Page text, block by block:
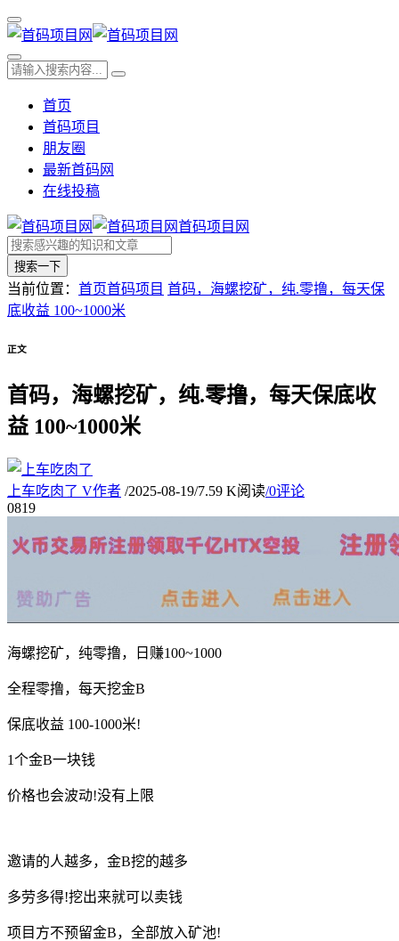
首页
首码项目
朋友圈
最新首码网
在线投稿
首码项目网
搜索一下
当前位置： 首页首码项目 首码，海螺挖矿，纯.零撸，每天保
底收益 100~1000米
正文
首码，海螺挖矿，纯.零撸，每天保底收
益 100~1000米
上车吃肉了 V作者 /2025-08-19/7.59 K阅读/0评论
0819
海螺挖矿，纯零撸，日赚100~1000
全程零撸，每天挖金B
保底收益 100-1000米!
1个金B一块钱
价格也会波动!没有上限
邀请的人越多，金B挖的越多
多劳多得!挖出来就可以卖钱
项目方不预留金B，全部放入矿池!